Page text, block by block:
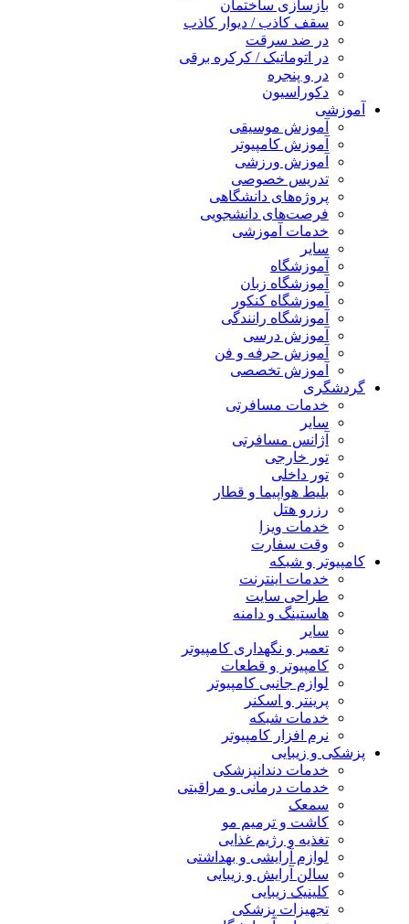
بازسازی ساختمان
سقف کاذب / دیوار کاذب
در ضد سرقت
در اتوماتیک / کرکره برقی
در و پنجره
دکوراسیون
آموزشی
آموزش موسیقی
آموزش کامپیوتر
آموزش ورزشی
تدریس خصوصی
پروژه‌های دانشگاهی
فرصت‌های دانشجویی
خدمات آموزشی
سایر
آموزشگاه
آموزشگاه زبان
آموزشگاه کنکور
آموزشگاه رانندگی
آموزش درسی
آموزش حرفه و فن
آموزش تخصصی
گردشگری
خدمات مسافرتی
سایر
آژانس مسافرتی
تور خارجی
تور داخلی
بلیط هواپیما و قطار
رزرو هتل
خدمات ویزا
وقت سفارت
کامپیوتر و شبکه
خدمات اینترنت
طراحی سایت
هاستینگ و دامنه
سایر
تعمیر و نگهداری کامپیوتر
کامپیوتر و قطعات
لوازم جانبی کامپیوتر
پرینتر و اسکنر
خدمات شبکه
نرم افزار کامپیوتر
پزشکی و زیبایی
خدمات دندانپزشکی
خدمات درمانی و مراقبتی
سمعک
کاشت و ترمیم مو
تغذیه و رژیم غذایی
لوازم آرایشی و بهداشتی
سالن آرایش و زیبایی
کلینیک زیبایی
تجهیزات پزشکی